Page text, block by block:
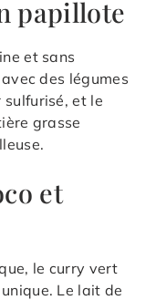
papillote
et sans
des légumes
et le
grasse
et
le curry vert
Le lait de